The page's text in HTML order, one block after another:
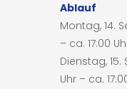
Ablauf
Montag, 14.
– ca. 17:00
Dienstag,
Uhr – ca.